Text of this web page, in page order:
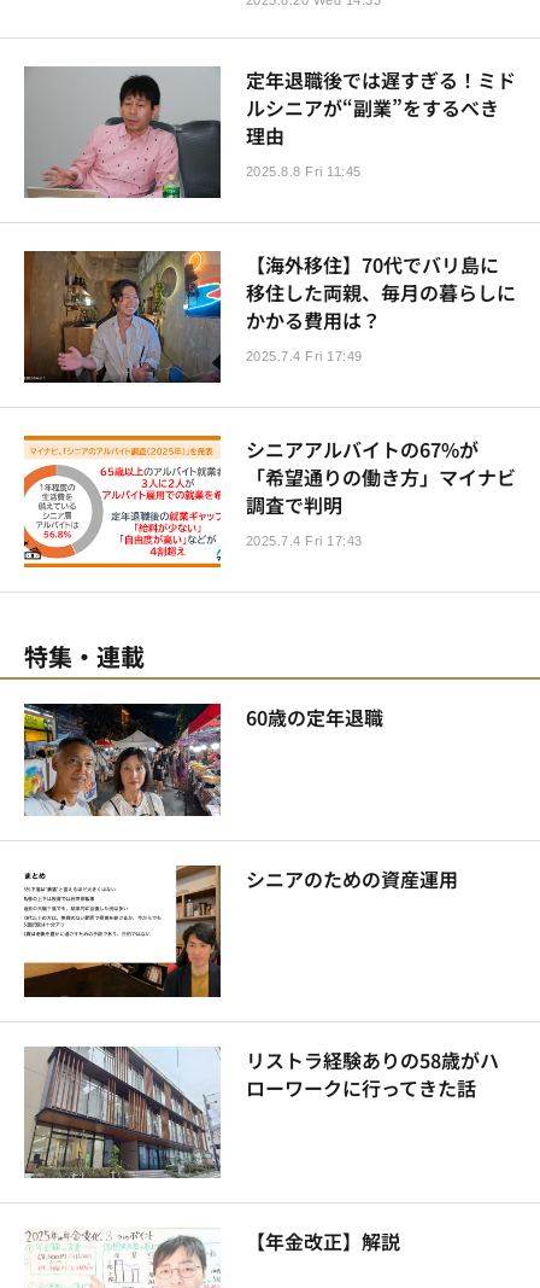
定年退職後では遅すぎる！ミド
ルシニアが“副業”をするべき
理由
2025.8.8 Fri 11:45
【海外移住】70代でバリ島に
移住した両親、毎月の暮らしに
かかる費用は？
2025.7.4 Fri 17:49
シニアアルバイトの67%が
「希望通りの働き方」マイナビ
調査で判明
2025.7.4 Fri 17:43
特集・連載
60歳の定年退職
シニアのための資産運用
リストラ経験ありの58歳がハ
ローワークに行ってきた話
【年金改正】解説